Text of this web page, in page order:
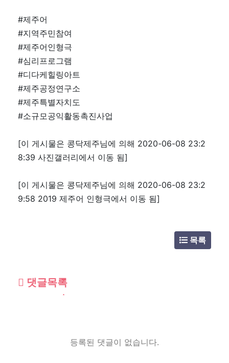
#제주어
#지역주민참여
#제주어인형극
#심리프로그램
#디다케힐링아트
#제주공정연구소
#제주특별자치도
#소규모공익활동촉진사업
[이 게시물은 콩닥제주님에 의해 2020-06-08 23:2
8:39 사진갤러리에서 이동 됨]
[이 게시물은 콩닥제주님에 의해 2020-06-08 23:2
9:58 2019 제주어 인형극에서 이동 됨]
목록
댓글목록
등록된 댓글이 없습니다.